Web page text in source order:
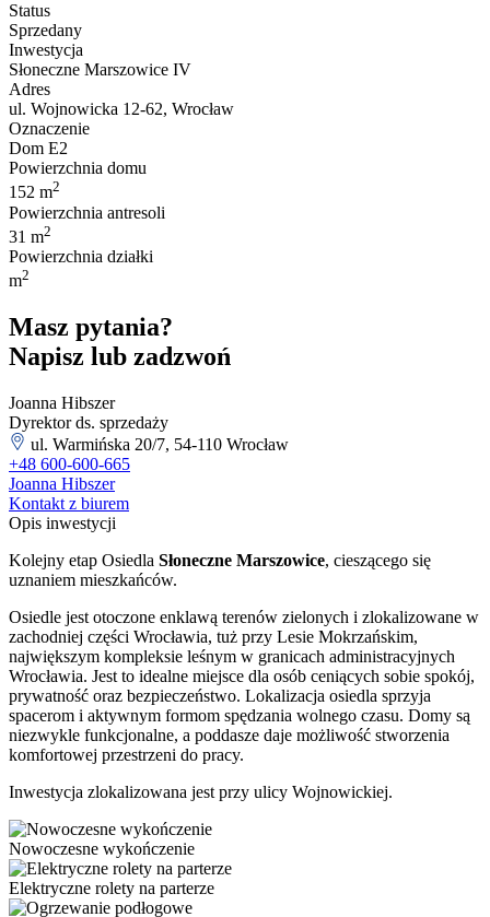
Status
Sprzedany
Inwestycja
Słoneczne Marszowice IV
Adres
ul. Wojnowicka 12-62, Wrocław
Oznaczenie
Dom E2
Powierzchnia domu
152 m2
Powierzchnia antresoli
31 m2
Powierzchnia działki
m2
Masz pytania?
Napisz lub zadzwoń
Joanna Hibszer
Dyrektor ds. sprzedaży
ul. Warmińska 20/7, 54-110 Wrocław
+48 600-600-665
Joanna Hibszer
Kontakt z biurem
Opis inwestycji
Kolejny etap Osiedla Słoneczne Marszowice, cieszącego się
uznaniem mieszkańców.
Osiedle jest otoczone enklawą terenów zielonych i zlokalizowane w
zachodniej części Wrocławia, tuż przy Lesie Mokrzańskim,
największym kompleksie leśnym w granicach administracyjnych
Wrocławia. Jest to idealne miejsce dla osób ceniących sobie spokój,
prywatność oraz bezpieczeństwo. Lokalizacja osiedla sprzyja
spacerom i aktywnym formom spędzania wolnego czasu. Domy są
niezwykle funkcjonalne, a poddasze daje możliwość stworzenia
komfortowej przestrzeni do pracy.
Inwestycja zlokalizowana jest przy ulicy Wojnowickiej.
Nowoczesne wykończenie
Elektryczne rolety na parterze